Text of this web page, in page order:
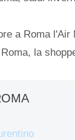
a Roma l'Air
la